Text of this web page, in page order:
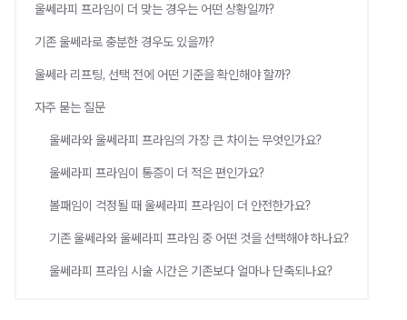
울쎄라피 프라임이 더 맞는 경우는 어떤 상황일까?
기존 울쎄라로 충분한 경우도 있을까?
울쎄라 리프팅, 선택 전에 어떤 기준을 확인해야 할까?
자주 묻는 질문
울쎄라와 울쎄라피 프라임의 가장 큰 차이는 무엇인가요?
울쎄라피 프라임이 통증이 더 적은 편인가요?
볼패임이 걱정될 때 울쎄라피 프라임이 더 안전한가요?
기존 울쎄라와 울쎄라피 프라임 중 어떤 것을 선택해야 하나요?
울쎄라피 프라임 시술 시간은 기존보다 얼마나 단축되나요?